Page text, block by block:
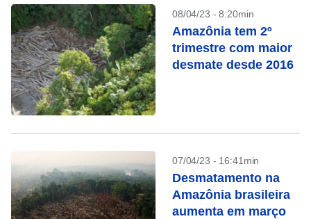
08/04/23 - 8:20min
Amazônia tem 2º
trimestre com maior
desmate desde 2016
07/04/23 - 16:41min
Desmatamento na
Amazônia brasileira
aumenta em março